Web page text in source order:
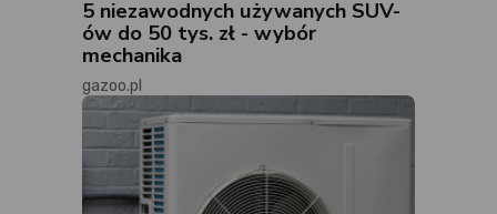
5 niezawodnych używanych SUV-
ów do 50 tys. zł - wybór
mechanika
gazoo.pl